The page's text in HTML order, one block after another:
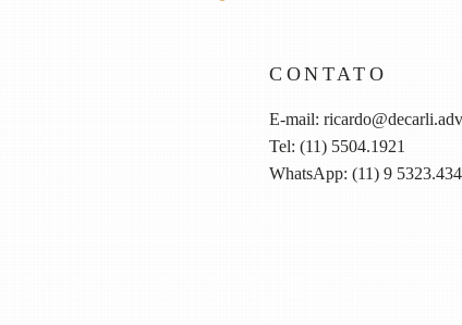
CONTATO
E-mail:
Tel: (11) 5504.1921
WhatsApp: (11) 9